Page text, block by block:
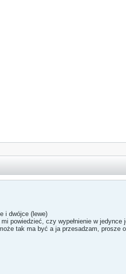
i dwójce (lewe)
powiedzieć, czy wypełnienie w
tak ma być a ja przesadzam, prosze